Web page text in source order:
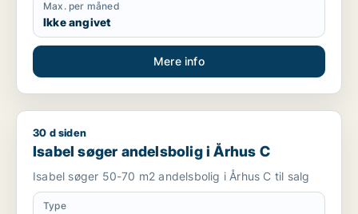
Max. per måned
Ikke angivet
Mere info
Isabel søger andelsbolig i Århus C
30 d siden
Isabel søger andelsbolig i Århus C
Isabel søger 50-70 m2 andelsbolig i Århus C til salg
Type